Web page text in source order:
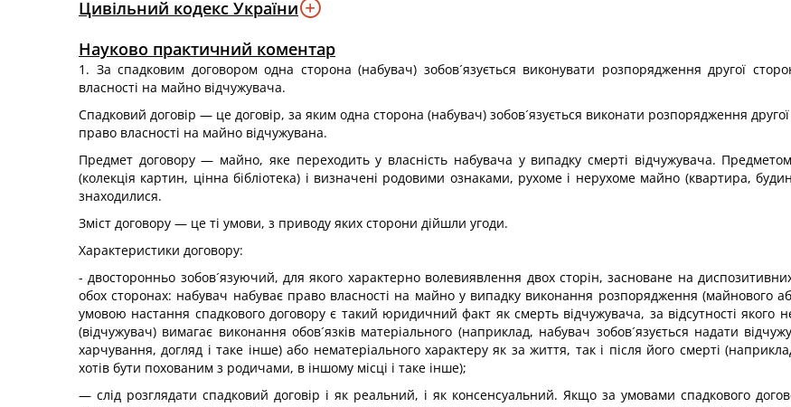
Цивільний кодекс України
Науково практичний коментар
1. За спадковим договором одна сторона (набувач) зобов´язується виконувати розпорядження другої
власності на майно відчужувача.
Спадковий договір — це договір, за яким одна сторона (набувач) зобов´язується виконати розпорядження
право власності на майно відчужувана.
Предмет договору — майно, яке переходить у власність набувача у випадку смерті відчужувача.
(колекція картин, цінна бібліотека) і визначені родовими ознаками, рухоме і нерухоме майно (квартира,
знаходилися.
Зміст договору — це ті умови, з приводу яких сторони дійшли угоди.
Характеристики договору:
- двосторонньо зобов´язуючий, для якого характерно волевиявлення двох сторін, засноване на
обох сторонах: набувач набуває право власності на майно у випадку виконання розпорядження (майнового
умовою настання спадкового договору є такий юридичний факт як смерть відчужувача, за відсутності якого
(відчужувач) вимагає виконання обов´язків матеріального (наприклад, набувач зобов´язується надати
харчування, догляд і таке інше) або нематеріального характеру як за життя, так і після його смерті
хотів бути похованим з родичами, в іншому місці і таке інше);
— слід розглядати спадковий договір і як реальний, і як консенсуальний. Якщо за умовами спадкового